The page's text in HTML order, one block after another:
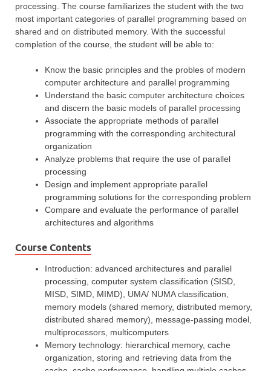
processing. The course familiarizes the student with the two
most important categories of parallel programming based on
shared and on distributed memory. With the successful
completion of the course, the student will be able to:
Know the basic principles and the probles of modern
computer architecture and parallel programming
Understand the basic computer architecture choices
and discern the basic models of parallel processing
Associate the appropriate methods of parallel
programming with the corresponding architectural
organization
Analyze problems that require the use of parallel
processing
Design and implement appropriate parallel
programming solutions for the corresponding problem
Compare and evaluate the performance of parallel
architectures and algorithms
Course Contents
Introduction: advanced architectures and parallel
processing, computer system classification (SISD,
MISD, SIMD, MIMD), UMA/ NUMA classification,
memory models (shared memory, distributed memory,
distributed shared memory), message-passing model,
multiprocessors, multicomputers
Memory technology: hierarchical memory, cache
organization, storing and retrieving data from the